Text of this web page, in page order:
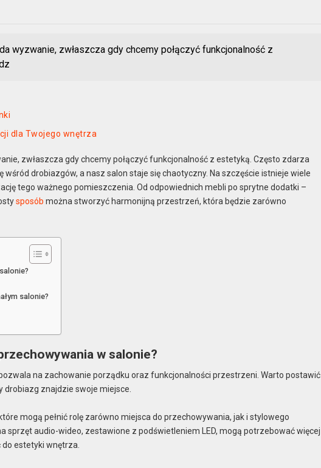
wyzwanie, zwłaszcza gdy chcemy połączyć funkcjonalność z
dla Twojego wnętrza
zwłaszcza gdy chcemy połączyć funkcjonalność z estetyką. Często zdarza
drobiazgów, a nasz salon staje się chaotyczny. Na szczęście istnieje wiele
tego ważnego pomieszczenia. Od odpowiednich mebli po sprytne dodatki –
sposób można stworzyć harmonijną przestrzeń, która będzie zarówno
salonie?
w salonie?
na zachowanie porządku oraz funkcjonalności przestrzeni. Warto postawić
drobiazg znajdzie swoje miejsce.
mogą pełnić rolę zarówno miejsca do przechowywania, jak i stylowego
sprzęt audio-wideo, zestawione z podświetleniem LED, mogą potrzebować więcej
estetyki wnętrza.